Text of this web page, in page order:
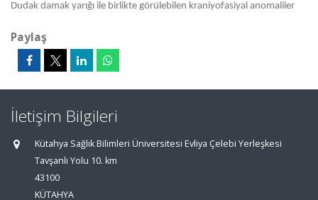
Dudak damak yarığı ile birlikte görülebilen kraniyofasiyal anomaliler
Paylaş
İletişim Bilgileri
Kütahya Sağlık Bilimleri Üniversitesi Evliya Çelebi Yerleşkesi
Tavşanlı Yolu 10. km
43100
KÜTAHYA